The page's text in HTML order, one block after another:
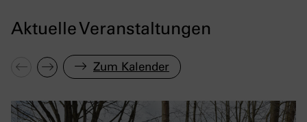
Aktuelle Veranstaltungen
Zum Kalender